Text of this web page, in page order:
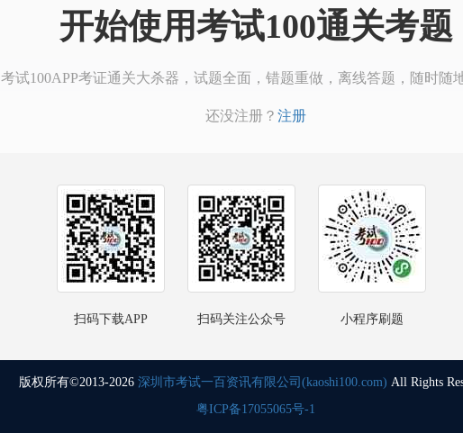
开始使用考试100通关考题
考试100APP考证通关大杀器，试题全面，错题重做，离线答题，随时随
还没注册？ 注册
扫码下载APP 扫码关注公众号 小程序刷题
版权所有©2013-2026 深圳市考试一百资讯有限公司(kaoshi100.com) All Rights
粤ICP备17055065号-1